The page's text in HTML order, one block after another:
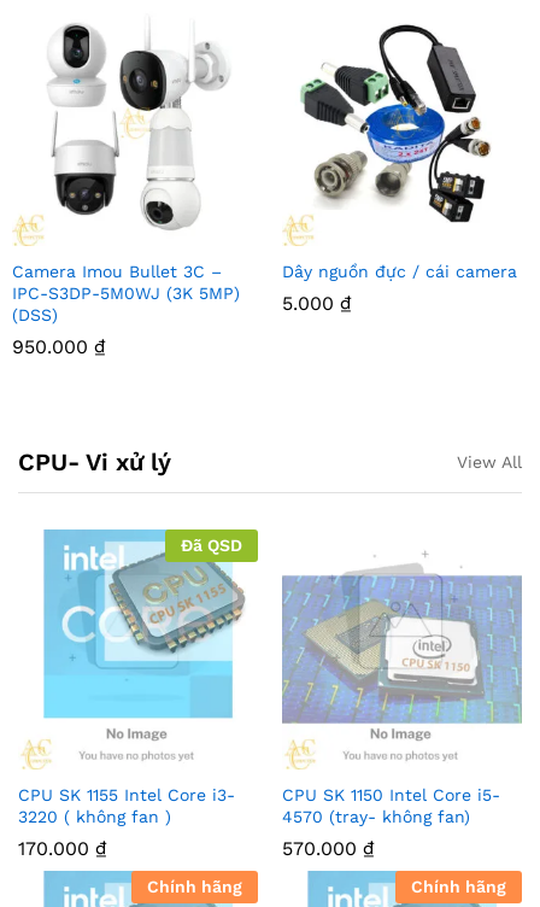
Camera Imou Bullet 3C –
IPC-S3DP-5M0WJ (3K 5MP)
(DSS)
950.000 ₫
Dây nguồn đực / cái camera
5.000 ₫
CPU- Vi xử lý View All
Đã QSD
CPU SK 1155 Intel Core i3-
3220 ( không fan )
170.000 ₫
CPU SK 1150 Intel Core i5-
4570 (tray- không fan)
570.000 ₫
Chính hãng Chính hãng